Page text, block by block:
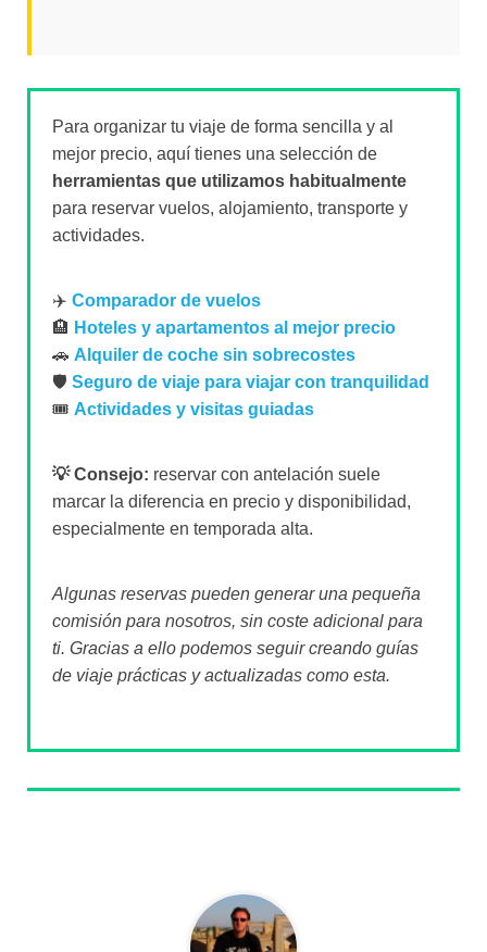
Para organizar tu viaje de forma sencilla y al
mejor precio, aquí tienes una selección de
herramientas que utilizamos habitualmente
para reservar vuelos, alojamiento, transporte y
actividades.
✈️ Comparador de vuelos
🏨 Hoteles y apartamentos al mejor precio
🚗 Alquiler de coche sin sobrecostes
🛡️ Seguro de viaje para viajar con tranquilidad
🎟️ Actividades y visitas guiadas
💡 Consejo: reservar con antelación suele
marcar la diferencia en precio y disponibilidad,
especialmente en temporada alta.
Algunas reservas pueden generar una pequeña
comisión para nosotros, sin coste adicional para
ti. Gracias a ello podemos seguir creando guías
de viaje prácticas y actualizadas como esta.